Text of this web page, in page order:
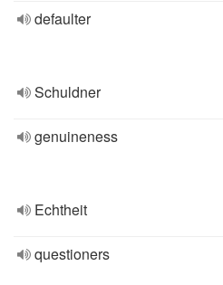
defaulter
Schuldner
genuineness
Echtheit
questioners